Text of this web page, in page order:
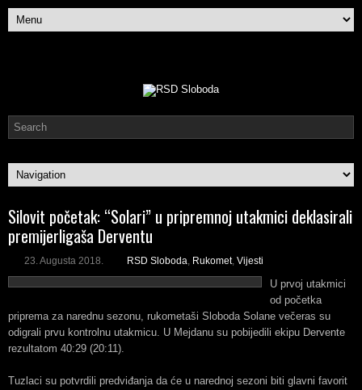
Silovit početak: “Solari” u pripremnoj utakmici deklasirali
premijerligaša Derventu
23. Augusta 2018. RSD Sloboda, Rukomet, Vijesti
U prvoj utakmici
od početka
priprema za narednu sezonu, rukometaši Sloboda Solane večeras su
odigrali prvu kontrolnu utakmicu. U Mejdanu su pobijedili ekipu Dervente
rezultatom 40:29 (20:11).
Tuzlaci su potvrdili predviđanja da će u narednoj sezoni biti glavni favorit